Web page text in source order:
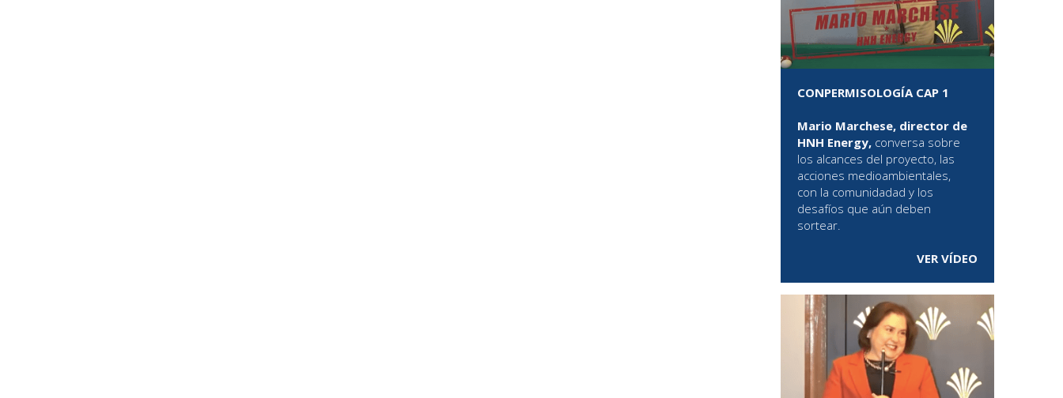
CONPERMISOLOGÍA CAP 1
Mario Marchese, director de
HNH Energy, conversa sobre
los alcances del proyecto, las
acciones medioambientales,
con la comunidadad y los
desafíos que aún deben
sortear.
VER VÍDEO